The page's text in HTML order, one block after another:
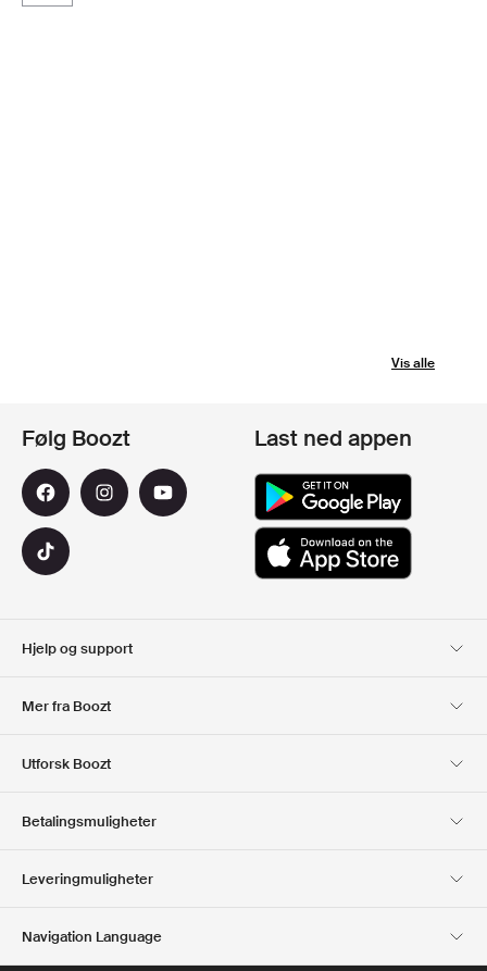
Vis alle
Hjelp og support
Mer fra Boozt
Club Boozt
Utforsk Boozt
Presse og utmerkelser
Følg Boozt Last ned appen
Betalingsmuligheter
Leveringmuligheter
Navigation Language